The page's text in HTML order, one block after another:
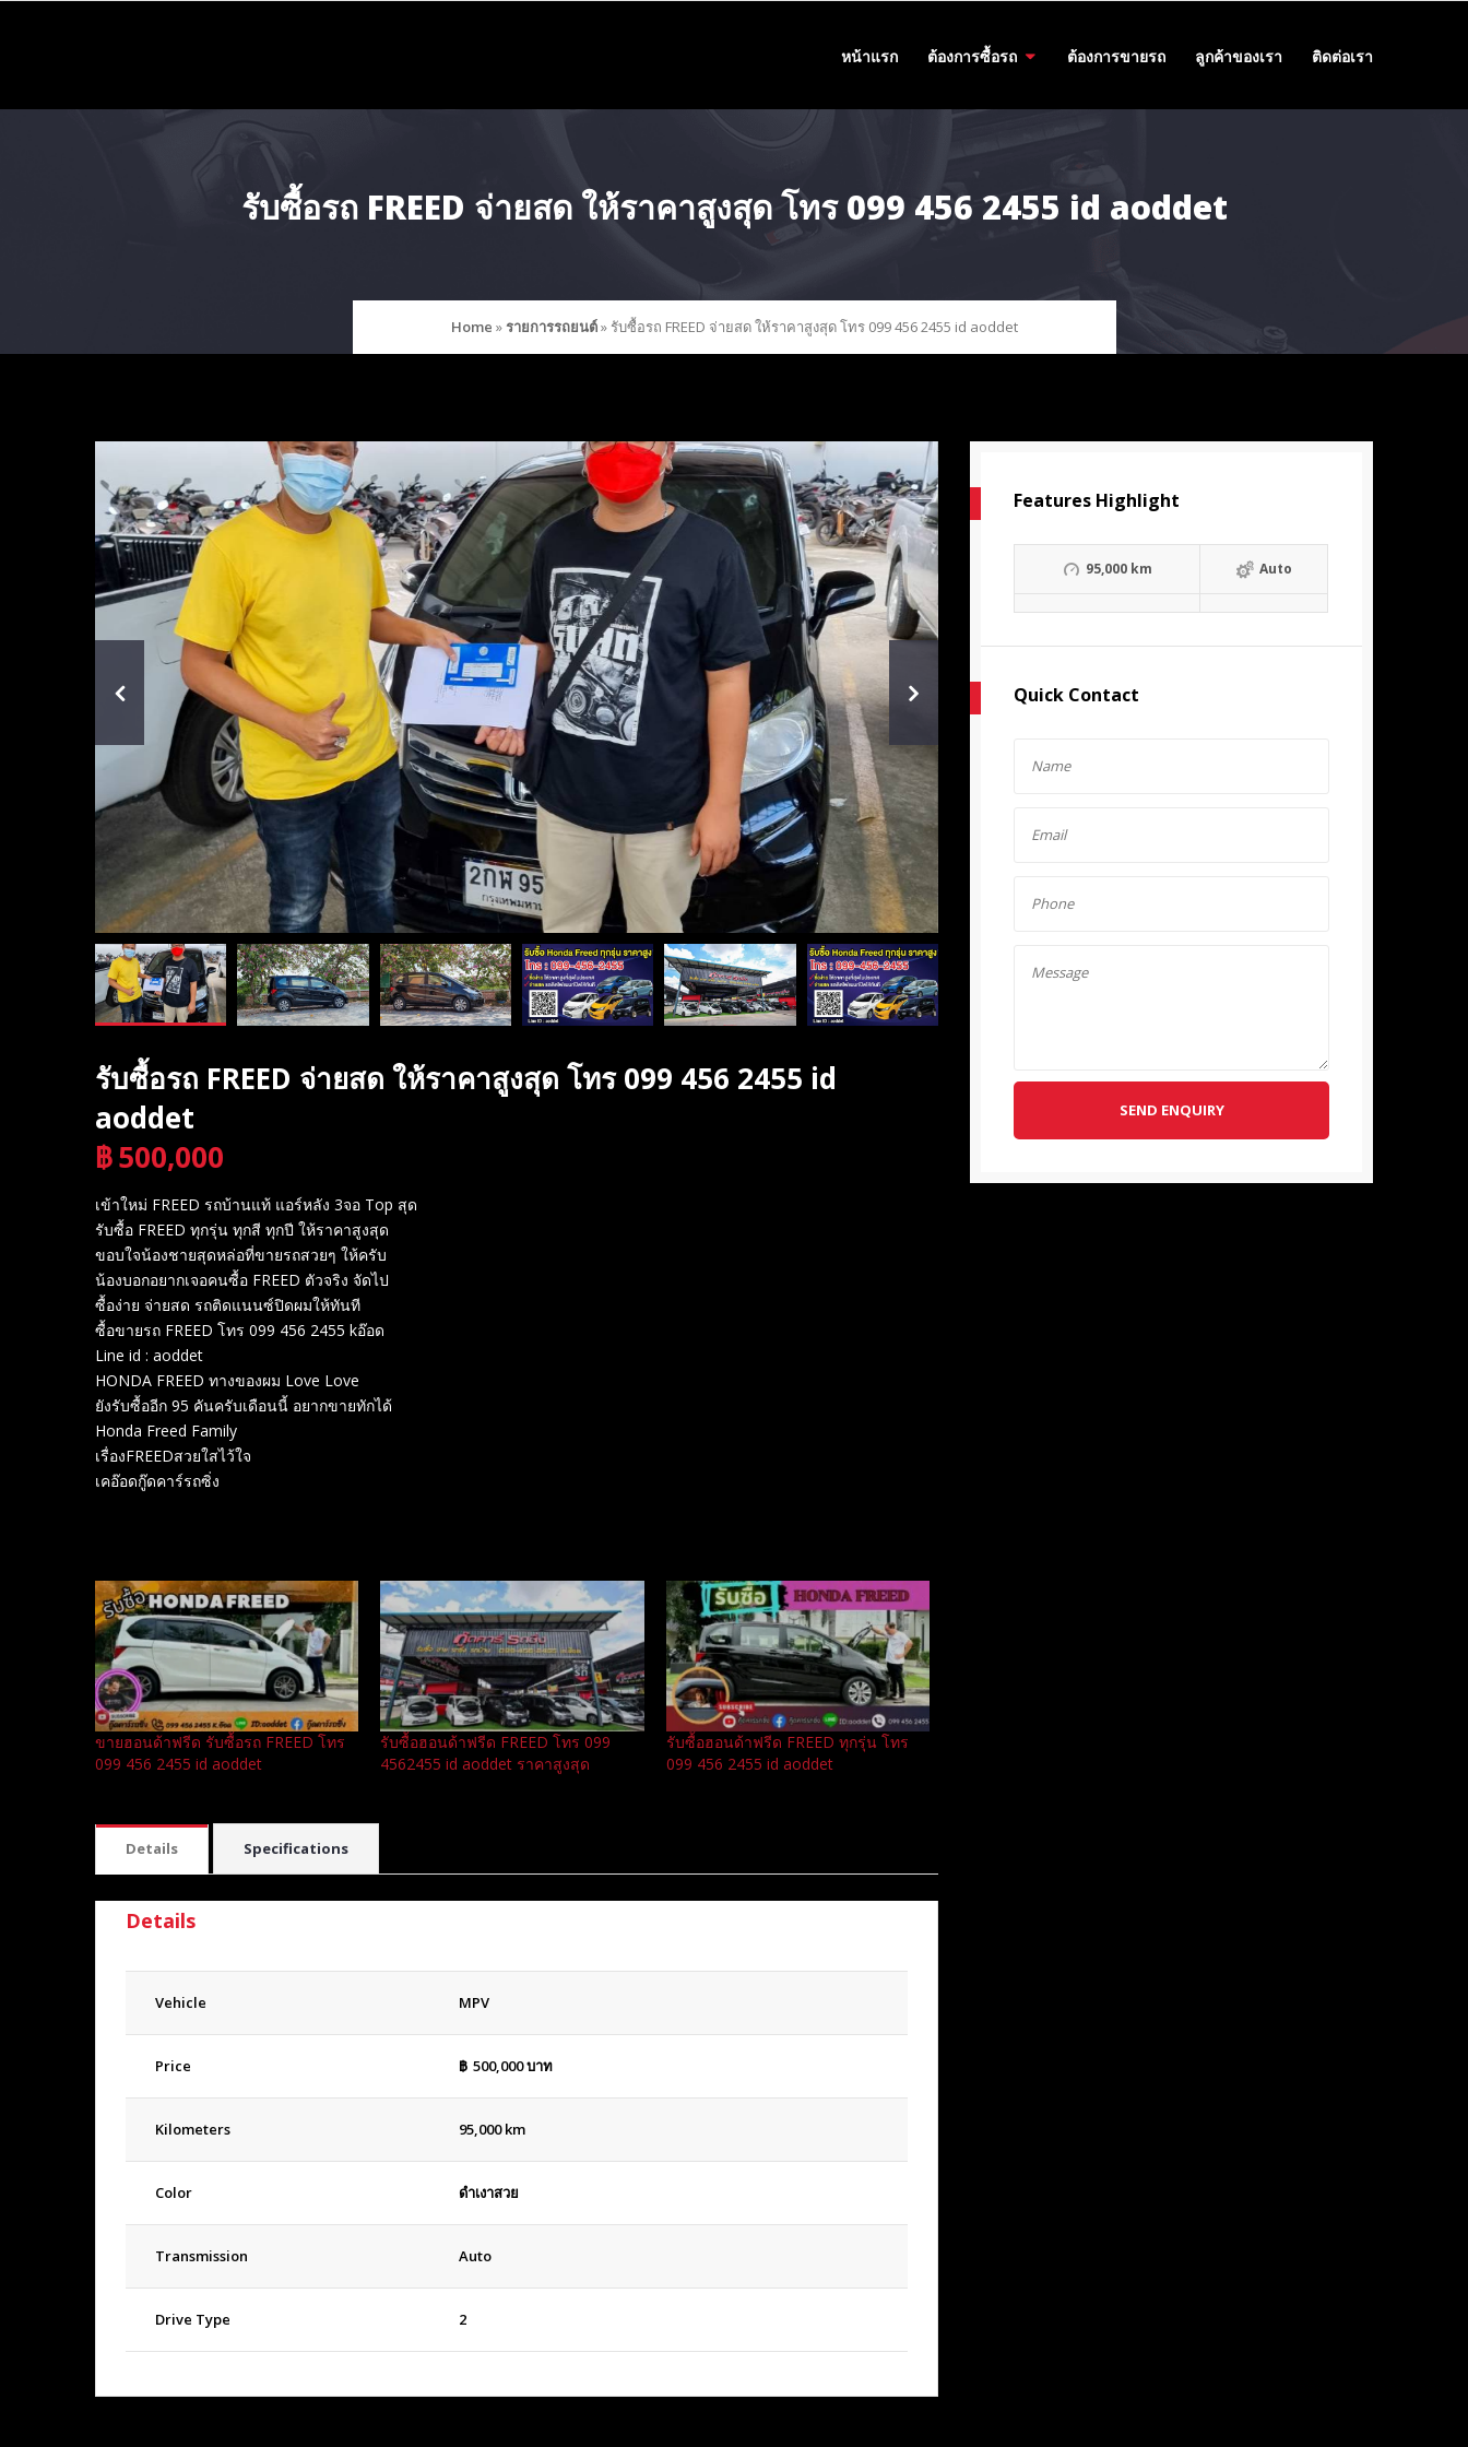
หน้าแรก ต้องการซื้อรถ ต้องการขายรถ ลูกค้าของเรา ติดต่อเรา
รับซื้อรถ FREED จ่ายสด ให้ราคาสูงสุด โทร 099 456 2455 id aoddet
Home »รายการรถยนต์» รับซื้อรถ FREED จ่ายสด ให้ราคาสูงสุด โทร 099 456 2455 id aoddet
รับซื้อรถ FREED จ่ายสด ให้ราคาสูงสุด โทร 099 456 2455 id
aoddet
฿500,000
เข้าใหม่ FREED รถบ้านแท้ แอร์หลัง 3จอ Top สุด
รับซื้อ FREED ทุกรุ่น ทุกสี ทุกปี ให้ราคาสูงสุด
ขอบใจน้องชายสุดหล่อที่ขายรถสวยๆ ให้ครับ
น้องบอกอยากเจอคนซื้อ FREED ตัวจริง จัดไป
ซื้อง่าย จ่ายสด รถติดแนนซ์ปิดผมให้ทันที
ซื้อขายรถ FREED โทร 099 456 2455 kอ๊อด
Line id : aoddet
HONDA FREED ทางของผม Love Love
ยังรับซื้ออีก 95 คันครับเดือนนี้ อยากขายทักได้
Honda Freed Family
เรื่องFREEDสวยใสไว้ใจ
เคอ๊อดกู๊ดคาร์รถซิ่ง
ขายฮอนด้าฟรีด รับซื้อรถ FREED โทร
099 456 2455 id aoddet
รับซื้อฮอนด้าฟรีด FREED โทร 099
4562455 id aoddet ราคาสูงสุด
รับซื้อฮอนด้าฟรีด FREED ทุกรุ่น โทร
099 456 2455 id aoddet
Details Specifications
Details
Vehicle MPV
Price ฿ 500,000บาท
Kilometers 95,000 km
Color ดำเงาสวย
Transmission Auto
Drive Type 2
Features Highlight
95,000 km Auto
Quick Contact
SEND ENQUIRY